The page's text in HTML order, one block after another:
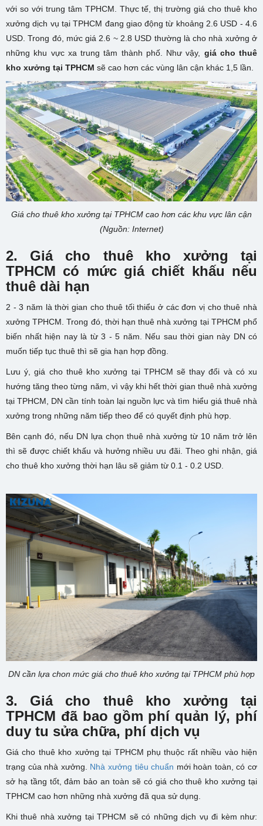
với so với trung tâm TPHCM. Thực tế, thị trường giá cho thuê kho
xưởng dịch vụ tại TPHCM đang giao động từ khoảng 2.6 USD - 4.6
USD. Trong đó, mức giá 2.6 ~ 2.8 USD thường là cho nhà xưởng ở
những khu vực xa trung tâm thành phố. Như vậy, giá cho thuê
kho xưởng tại TPHCM sẽ cao hơn các vùng lân cận khác 1,5 lần.
Giá cho thuê kho xưởng tại TPHCM cao hơn các khu vực lân cận
(Nguồn: Internet)
2. Giá cho thuê kho xưởng tại
TPHCM có mức giá chiết khấu nếu
thuê dài hạn
2 - 3 năm là thời gian cho thuê tối thiểu ở các đơn vị cho thuê nhà
xưởng TPHCM.Trong đó, thời hạnthuê nhà xưởng tại TPHCM phổ
biến nhất hiện nay là từ 3 - 5 năm. Nếu sau thời gian này DN có
muốn tiếp tục thuê thì sẽ gia hạn hợp đồng.
Lưu ý, giá cho thuê kho xưởng tại TPHCM sẽ thay đổi và có xu
hướng tăng theo từng năm, vì vậy khi hết thời gian thuê nhà xưởng
tại TPHCM, DN cần tính toàn lại nguồn lực và tìm hiểu giá thuê nhà
xưởng trong những năm tiếp theo để có quyết định phù hợp.
Bên cạnh đó, nếu DN lựa chọn thuê nhà xưởng từ 10 năm trở lên
thì sẽ được chiết khấu và hưởng nhiều ưu đãi. Theo ghi nhận, giá
cho thuê kho xưởng thời hạn lâu sẽ giảm từ 0.1 - 0.2 USD.
DN cần lựa chon mức giá cho thuê kho xưởng tại TPHCM phù hợp
3. Giá cho thuê kho xưởng tại
TPHCM đã bao gồm phí quản lý, phí
duy tu sửa chữa, phí dịch vụ
Giá cho thuê kho xưởng tại TPHCM phụ thuộc rất nhiều vào hiện
trạng của nhà xưởng. Nhà xưởng tiêu chuẩn mới hoàn toàn, có cơ
sở hạ tầng tốt, đảm bảo an toàn sẽ có giá cho thuê kho xưởng tại
TPHCM cao hơn những nhà xưởng đã qua sử dụng.
Khithuê nhà xưởng tại TPHCM sẽ có những dịch vụ đi kèm như: